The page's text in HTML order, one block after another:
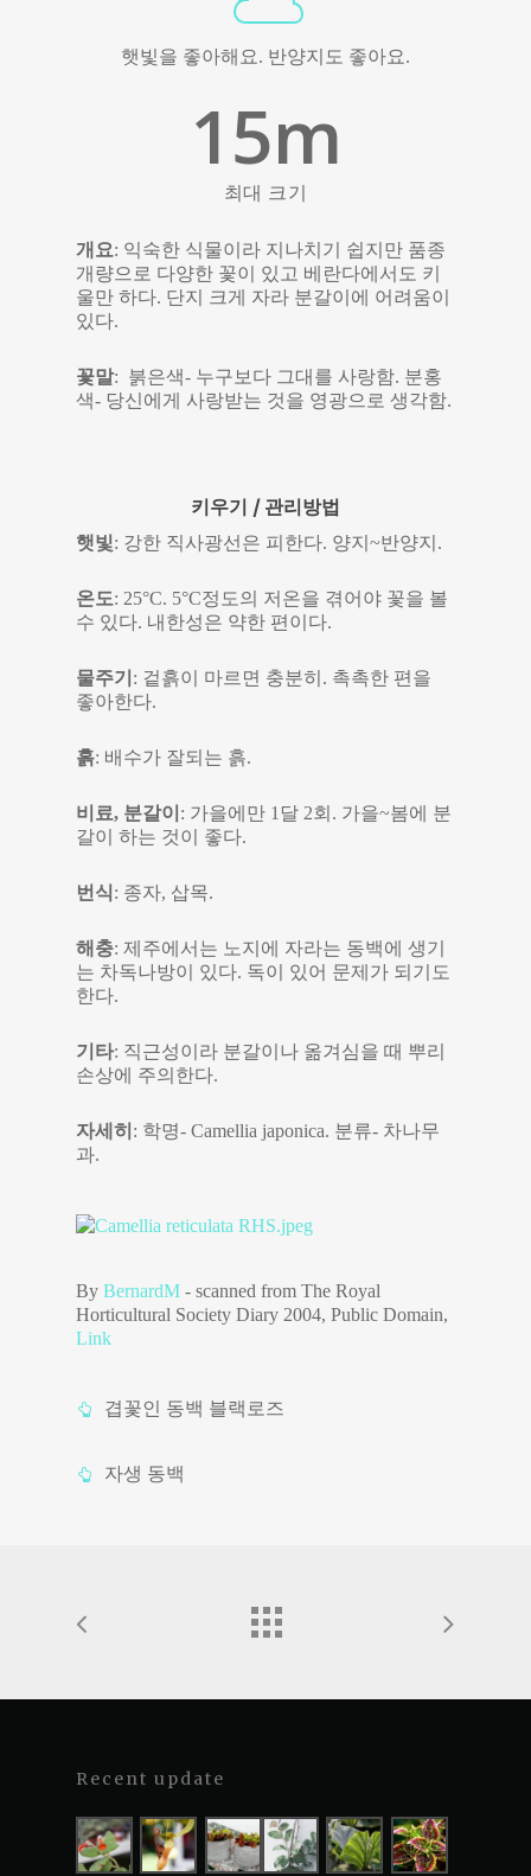
햇빛을 좋아해요. 반양지도 좋아요.
15m
최대 크기
개요: 익숙한 식물이라 지나치기 쉽지만 품종
개량으로 다양한 꽃이 있고 베란다에서도 키
울만 하다. 단지 크게 자라 분갈이에 어려움이
있다.
꽃말: 붉은색- 누구보다 그대를 사랑함. 분홍
색- 당신에게 사랑받는 것을 영광으로 생각함.
키우기 / 관리방법
햇빛: 강한 직사광선은 피한다. 양지~반양지.
온도: 25°C. 5°C정도의 저온을 겪어야 꽃을 볼
수 있다. 내한성은 약한 편이다.
물주기 : 겉흙이 마르면 충분히. 촉촉한 편을
좋아한다.
흙: 배수가 잘되는 흙.
비료, 분갈이 : 가을에만 1달 2회. 가을~봄에 분
갈이 하는 것이 좋다.
번식: 종자, 삽목.
해충: 제주에서는 노지에 자라는 동백에 생기
는 차독나방이 있다. 독이 있어 문제가 되기도
한다.
기타: 직근성이라 분갈이나 옮겨심을 때 뿌리
손상에 주의한다.
자세히 : 학명- Camellia japonica. 분류- 차나무
과.
ByBernardM - scanned from The Royal
Horticultural Society Diary 2004, Public Domain,
Link
겹꽃인 동백 블랙로즈
자생 동백
Recent update